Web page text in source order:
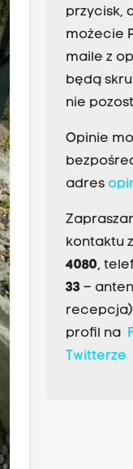
przycisk,
możecie
maile z
będą
nie
Opinie
adres
kontaktu
4080,
33–
profil na
Twitterze